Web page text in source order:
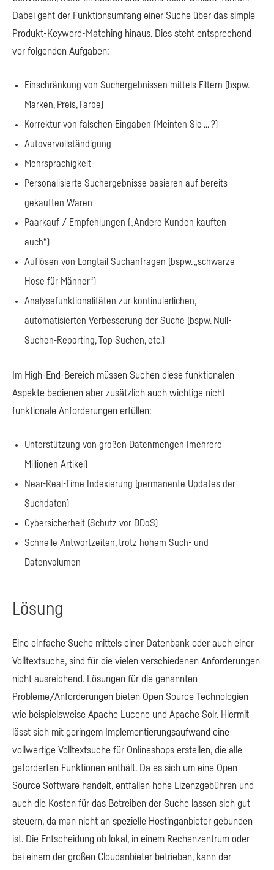
Dabei geht der Funktionsumfang einer Suche über das simple
Produkt-Keyword-Matching hinaus. Dies steht entsprechend
vor folgenden Aufgaben:
Einschränkung von Suchergebnissen mittels Filtern (bspw.
Marken, Preis, Farbe)
Korrektur von falschen Eingaben (Meinten Sie … ?)
Autovervollständigung
Mehrsprachigkeit
Personalisierte Suchergebnisse basieren auf bereits
gekauften Waren
Paarkauf / Empfehlungen („Andere Kunden kauften
auch“)
Auflösen von Longtail Suchanfragen (bspw. „schwarze
Hose für Männer“)
Analysefunktionalitäten zur kontinuierlichen,
automatisierten Verbesserung der Suche (bspw. Null-
Suchen-Reporting, Top Suchen, etc.)
Im High-End-Bereich müssen Suchen diese funktionalen
Aspekte bedienen aber zusätzlich auch wichtige nicht
funktionale Anforderungen erfüllen:
Unterstützung von großen Datenmengen (mehrere
Millionen Artikel)
Near-Real-Time Indexierung (permanente Updates der
Suchdaten)
Cybersicherheit (Schutz vor DDoS)
Schnelle Antwortzeiten, trotz hohem Such- und
Datenvolumen
Lösung
Eine einfache Suche mittels einer Datenbank oder auch einer
Volltextsuche, sind für die vielen verschiedenen Anforderungen
nicht ausreichend. Lösungen für die genannten
Probleme/Anforderungen bieten Open Source Technologien
wie beispielsweise Apache Lucene und Apache Solr. Hiermit
lässt sich mit geringem Implementierungsaufwand eine
vollwertige Volltextsuche für Onlineshops erstellen, die alle
geforderten Funktionen enthält. Da es sich um eine Open
Source Software handelt, entfallen hohe Lizenzgebühren und
auch die Kosten für das Betreiben der Suche lassen sich gut
steuern, da man nicht an spezielle Hostinganbieter gebunden
ist. Die Entscheidung ob lokal, in einem Rechenzentrum oder
bei einem der großen Cloudanbieter betrieben, kann der